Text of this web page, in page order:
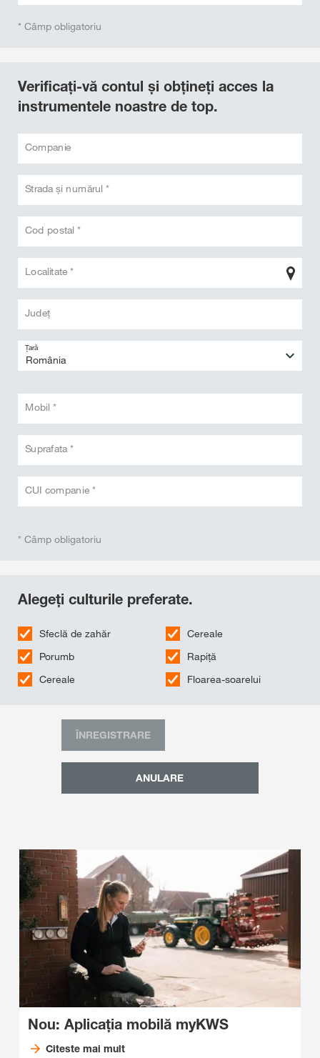
* Câmp obligatoriu
Verificați-vă contul și obțineți acces la
instrumentele noastre de top.
Companie
Strada și numărul *
Cod postal *
Localitate *
Judeţ
Țară
Mobil *
Suprafata *
CUI companie *
* Câmp obligatoriu
Alegeți culturile preferate.
Sfeclă de zahăr
Porumb
Cereale
Cereale
Rapiță
Floarea-soarelui
ANULARE
ÎNREGISTRARE
Nou: Aplicația mobilă myKWS
Citeste mai mult